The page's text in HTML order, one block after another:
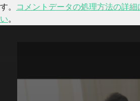
す。
コメントデータの処理方法の詳
い。